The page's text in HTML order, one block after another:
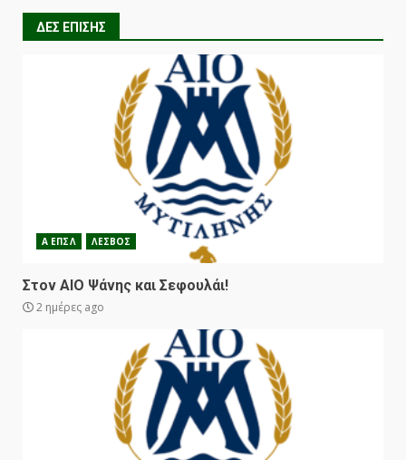
ΔΕΣ ΕΠΙΣΗΣ
Α ΕΠΣΛ ΛΕΣΒΟΣ
Στον ΑΙΟ Ψάνης και Σεφουλάι!
2 ημέρες ago